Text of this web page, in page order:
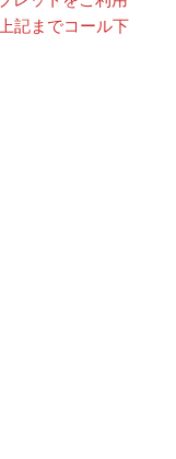
記までコール下